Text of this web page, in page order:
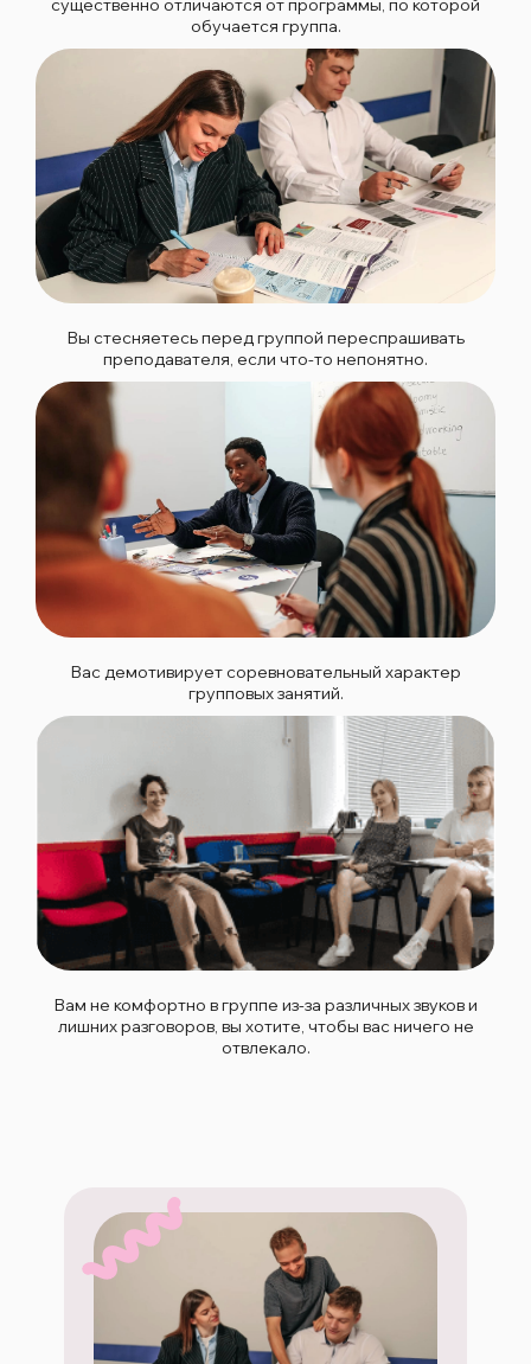
существенно отличаются от программы, по которой
обучается группа.
Вы стесняетесь перед группой переспрашивать
преподавателя, если что-то непонятно.
Вас демотивирует соревновательный характер
групповых занятий.
Вам не комфортно в группе из-за различных звуков и
лишних разговоров, вы хотите, чтобы вас ничего не
отвлекало.